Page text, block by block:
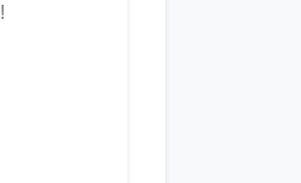
!